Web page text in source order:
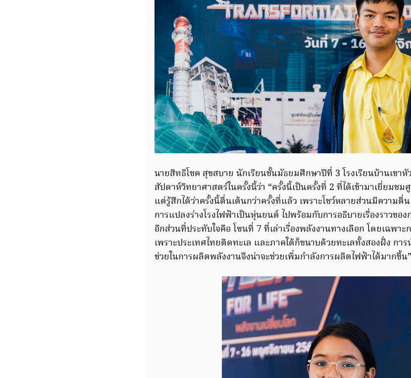
นายสิทธิโชค สุขสบาย นักเรียนชั้นมัธยมศึกษาปีที่ 3 โรงเรียนบ้านเขาหั
สัปดาห์วิทยาศาสตร์ในครั้งนี้ว่า “ครั้งนี้เป็นครั้งที่ 2 ที่ได้เข้ามาเยี่ยมชม
แต่รู้สึกได้ว่าครั้งนี้ตื่นเต้นกว่าครั้งที่แล้ว เพราะโชว์หลายส่วนมีความตื่
การแปลงร่างโรงไฟฟ้าเป็นหุ่นยนต์ ไปพร้อมกับการอธิบายเรื่องราวขอ
อีกส่วนที่ประทับใจคือ โซนที่ 7 ที่เล่าเรื่องพลังงานทางเลือก โดยเฉพา
เพราะประเทศไทยติดทะเล และภาคใต้ก็ขนาบด้วยทะเลทั้งสองฝั่ง กา
ช่วยในการผลิตพลังงานจึงน่าจะช่วยเพิ่มกำลังการผลิตไฟฟ้าได้มากขึ้น”